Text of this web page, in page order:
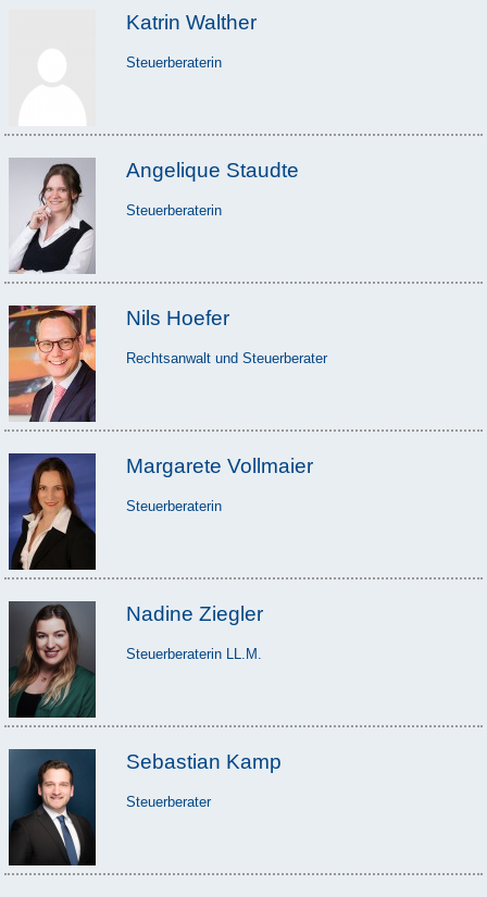
Katrin Walther
Steuerberaterin
Angelique Staudte
Steuerberaterin
Nils Hoefer
Rechtsanwalt und Steuerberater
Margarete Vollmaier
Steuerberaterin
Nadine Ziegler
Steuerberaterin LL.M.
Sebastian Kamp
Steuerberater